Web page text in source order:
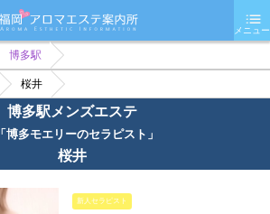
メニュー
博多駅
桜井
博多駅メンズエステ
「博多モエリーのセラピスト」
桜井
新人セラピスト